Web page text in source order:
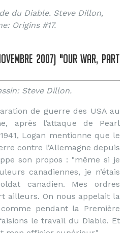
du Diable. Steve Dillon,
Origins #17.
2007) "Our war, part
Steve Dillon.
de guerre des USA au
après l’attaque de Pearl
Logan mentionne que le
contre l’Allemagne depuis
son propos : "même si je
canadiennes, je n’étais
canadien. Mes ordres
ailleurs. On nous appelait la
pendant la Première
le travail du Diable. Et